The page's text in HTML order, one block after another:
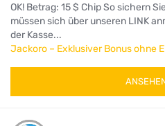
OK! Betrag: 15 $ Chip So sichern
müssen sich über unseren LINK
der Kasse...
Jackoro – Exklusiver Bonus ohne